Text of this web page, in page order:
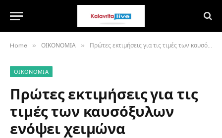
Home » ΟΙΚΟΝΟΜΙΑ » Πρώτες εκτιμήσεις για τις τιμές των καυσόξυλων ενόψει χειμώνα
ΟΙΚΟΝΟΜΙΑ
Πρώτες εκτιμήσεις για τις
τιμές των καυσόξυλων
ενόψει χειμώνα